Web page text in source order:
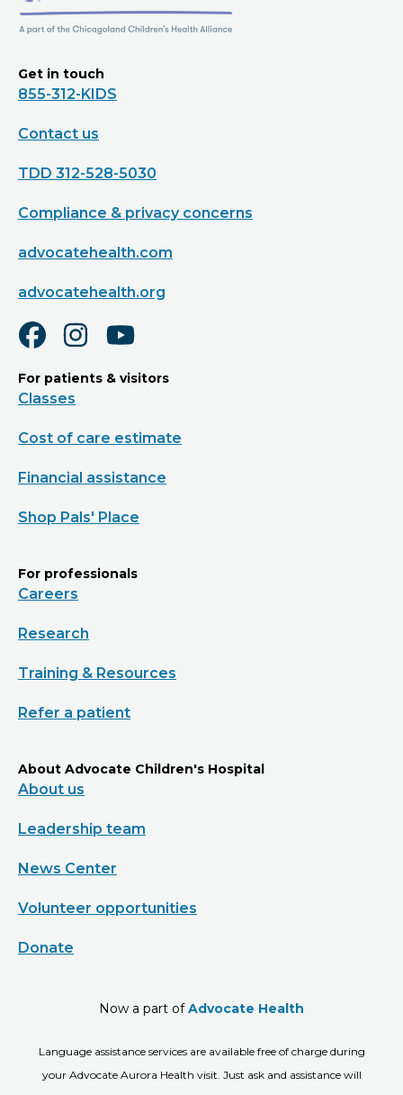
Get in touch
855-312-KIDS
Contact us
TDD 312-528-5030
Compliance & privacy concerns
advocatehealth.com
advocatehealth.org
For patients & visitors
Classes
Cost of care estimate
Financial assistance
Shop Pals' Place
For professionals
Careers
Research
Training & Resources
Refer a patient
About Advocate Children's Hospital
About us
Leadership team
News Center
Volunteer opportunities
Donate
Now a part ofAdvocate Health
Language assistance services are available free of charge during
your Advocate Aurora Health visit. Just ask and assistance will